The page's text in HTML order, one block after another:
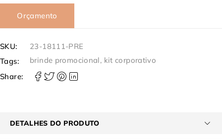
Orçamento
SKU:
23-18111-PRE
Tags:
brinde promocional, kit corporativo
Share:
DETALHES DO PRODUTO